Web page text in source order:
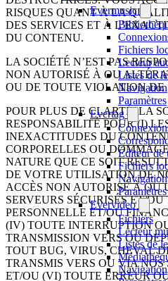
Evermusic
Fichiers
Lecteur
Listes de
Navigation
Paramètres
Evertag
Éditeur de
Fichiers
Navigation
Paramètres
Evervideo
Fichiers
Lecteur
Listes de
Navigation
RISQUES QUANT À LA
DES SERVICES ET À
DU CONTENU.
LA SOCIÉTÉ N’EST PAS
NON AUTORISÉ À OU
OU DE TOUTE VIOLATION DE
POUR PLUS DE CLARTÉ, LA
RESPONSABILITÉ POUR (I)
INEXACTITUDES DU
CORPORELLES OU
NATURE QUE CE SOIT
DE VOTRE UTILISATION DE
ACCÈS NON AUTORISÉ À OU
SERVEURS SÉCURISÉS ET/
PERSONNELLE ET/OU
(IV) TOUTE INTERRUPTION
TRANSMISSION VERS OU
TOUT BUG, VIRUS, CHEVAL
TRANSMIS VERS OU VIA NOS
ET/OU (VI) TOUTE ERREUR